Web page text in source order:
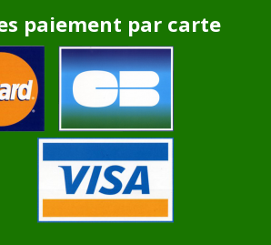
paiement par carte